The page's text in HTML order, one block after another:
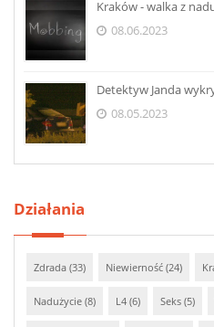
Kraków - walka z
08.06.2023
Detektyw Janda
08.05.2023
Działania
Zdrada (33) Niewierność (24)
Nadużycie (8) L4 (6) Seks (5)